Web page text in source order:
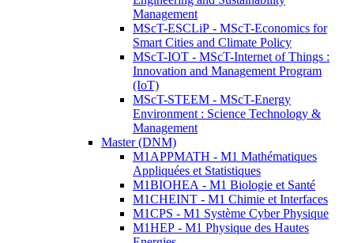
Management
MScT-ESCLiP - MScT-Economics for
Smart Cities and Climate Policy
MScT-IOT - MScT-Internet of Things :
Innovation and Management Program
(IoT)
MScT-STEEM - MScT-Energy
Environment : Science Technology &
Management
Master (DNM)
M1APPMATH - M1 Mathématiques
Appliquées et Statistiques
M1BIOHEA - M1 Biologie et Santé
M1CHEINT - M1 Chimie et Interfaces
M1CPS - M1 Système Cyber Physique
M1HEP - M1 Physique des Hautes